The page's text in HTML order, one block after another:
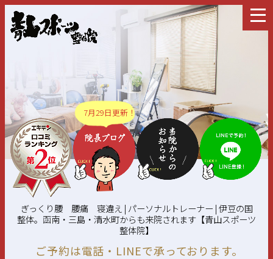
7月29日更新！
ぎっくり腰 腰痛 寝違え | パーソナルトレーナー | 伊豆の国
整体。函南・三島・清水町からも来院されます【青山スポーツ
整体院】
ご予約は電話・LINEで承っております。